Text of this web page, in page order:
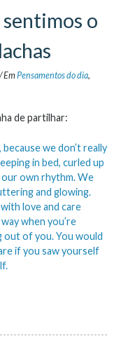
o
/EmPensamentos do dia,
de partilhar:
we don’t really
in bed, curled up
own rhythm. We
and glowing.
love and care
when you’re
out of you. You would
if you saw yourself